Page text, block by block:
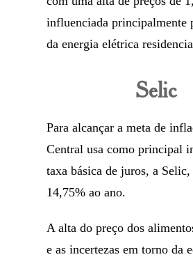
influenciada principalmente
da energia elétrica
Selic
Para alcançar a meta de
Central usa como principal
taxa básica de juros, a
14,75% ao ano.
A alta do preço dos
e as incertezas em torno da